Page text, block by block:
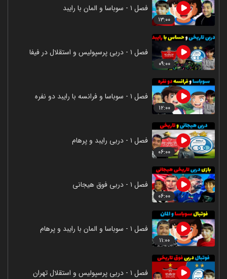
۱۳:۰۰
فصل ۱ - سوباسا و المان با رایبد
۰۹:۰۰
فصل ۱ - دربی پرسپولیس و استقلال در فیفا
۱۲:۰۰
فصل ۱ - سوباسا و فرانسه با رایبد دو نفره
۰۶:۰۰
فصل ۱ - دربی رایبد و پرهام
۰۶:۰۰
فصل ۱ - دربی فوق هیجانی
۱۱:۰۰
فصل ۱ - سوباسا و المان با رایبد و پرهام
فصل ۱ - دربی پرسپولیس و استقلال تهران